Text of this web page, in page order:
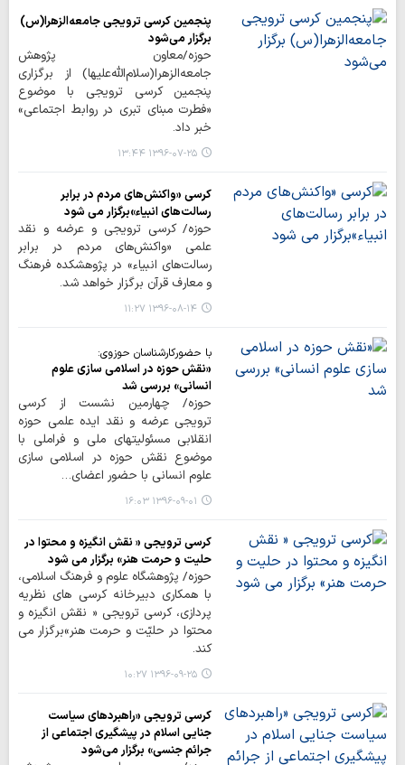
پنجمین کرسی ترویجی جامعه‌الزهرا(س)
برگزار می‌شود
حوزه/معاون پژوهش
جامعه‌الزهرا(سلام‌الله‌علیها) از برگزاری
پنجمین کرسی ترویجی با موضوع
«فطرت مبنای تبری در روابط اجتماعی»
خبر داد.
۱۳۹۶-۰۷-۲۵ ۱۳:۴۴
کرسی «واکنش‌های مردم در برابر
رسالت‌های انبیاء»برگزار می شود
حوزه/ کرسی ترویجی و عرضه و نقد
علمی «واکنش‌های مردم در برابر
رسالت‌های انبیاء» در پژوهشکده فرهنگ
و معارف قرآن برگزار خواهد شد.
۱۳۹۶-۰۸-۱۴ ۱۱:۲۷
با حضورکارشناسان حوزوی:
«نقش حوزه در اسلامی سازی علوم
انسانی» بررسی شد
حوزه/ چهارمین نشست از کرسی
ترویجی عرضه و نقد ایده علمی حوزه
انقلابی مسئولیت‎های ملی و فراملی با
موضوع نقش حوزه در اسلامی سازی
علوم انسانی با حضور اعضای…
۱۳۹۶-۰۹-۰۱ ۱۶:۰۳
کرسی ترویجی « نقش انگیزه و محتوا در
حلیت و حرمت هنر» برگزار می شود
حوزه/ پژوهشگاه علوم و فرهنگ اسلامی،
با همکاری دبیرخانه کرسی های نظریه
پردازی، کرسی ترویجی « نقش انگیزه و
محتوا در حلیّت و حرمت هنر»برگزار می
کند.
۱۳۹۶-۰۹-۲۵ ۱۰:۲۷
کرسی ترویجی «راهبردهای سیاست
جنایی اسلام در پیشگیری اجتماعی از
جرائم جنسی» برگزار می‌شود